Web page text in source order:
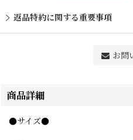
返品特約に関する重要事項
お問
商品詳細
●サイズ●